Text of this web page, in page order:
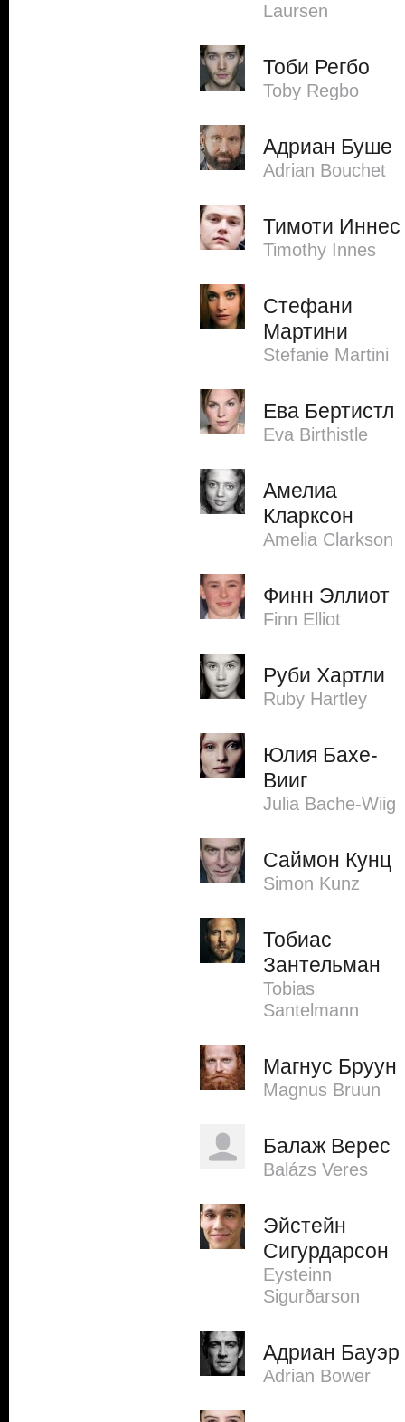
Laursen
Тоби Регбо
Toby Regbo
Адриан Буше
Adrian Bouchet
Тимоти Иннес
Timothy Innes
Стефани
Мартини
Stefanie Martini
Ева Бертистл
Eva Birthistle
Амелиа
Кларксон
Amelia Clarkson
Финн Эллиот
Finn Elliot
Руби Хартли
Ruby Hartley
Юлия Бахе-
Вииг
Julia Bache-Wiig
Саймон Кунц
Simon Kunz
Тобиас
Зантельман
Tobias
Santelmann
Магнус Бруун
Magnus Bruun
Балаж Верес
Balázs Veres
Эйстейн
Сигурдарсон
Eysteinn
Sigurðarson
Адриан Бауэр
Adrian Bower